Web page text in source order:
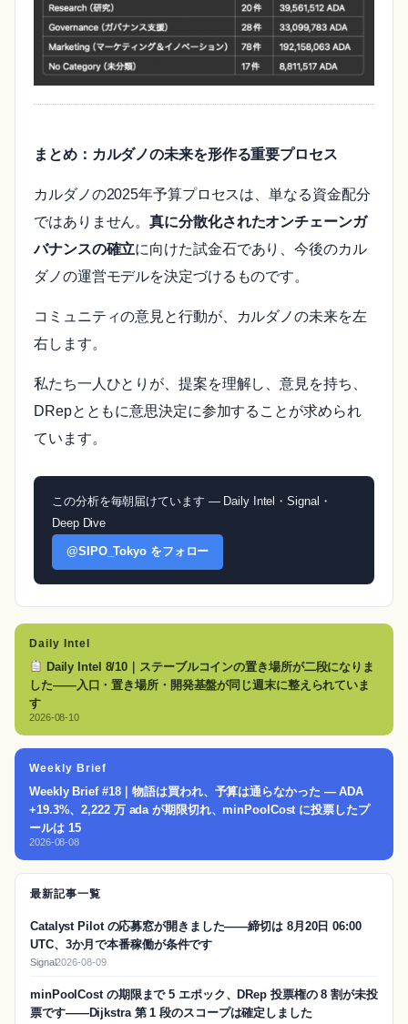
まとめ：カルダノの未来を形作る重要プロセス
カルダノの2025年予算プロセスは、単なる資金配分
ではありません。真に分散化されたオンチェーンガ
バナンスの確立に向けた試金石であり、今後のカル
ダノの運営モデルを決定づけるものです。
コミュニティの意見と行動が、カルダノの未来を左
右します。
私たち一人ひとりが、提案を理解し、意見を持ち、
DRepとともに意思決定に参加することが求められ
ています。
この分析を毎朝届けています — Daily Intel・Signal・
Deep Dive
@SIPO_Tokyo をフォロー
Daily Intel
Daily Intel 8/10｜ステーブルコインの置き場所が二段になりま
した——入口・置き場所・開発基盤が同じ週末に整えられていま
す
2026-08-10
Weekly Brief
Weekly Brief #18｜物語は買われ、予算は通らなかった — ADA
+19.3%、2,222 万 ada が期限切れ、minPoolCost に投票したプ
ールは 15
2026-08-08
最新記事一覧
Catalyst Pilot の応募窓が開きました——締切は 8月20日 06:00
UTC、3か月で本番稼働が条件です
Signal2026-08-09
minPoolCost の期限まで 5 エポック、DRep 投票権の 8 割が未投
票です——Dijkstra 第 1 段のスコープは確定しました